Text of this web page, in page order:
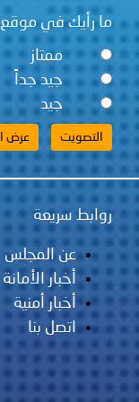
ما رأيك في موقع
ممتاز
جيد جداً
جيد
روابط سريعة
عن المجلس
أخبار
أخبار أمنية
اتصل بنا